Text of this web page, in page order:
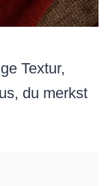
Textur,
du merkst